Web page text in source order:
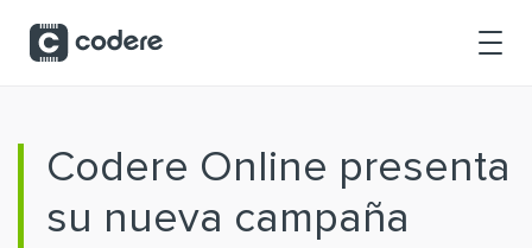
Codere Online presenta
su nueva campaña